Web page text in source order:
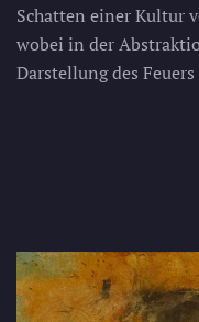
Schatten einer Kultur
wobei in der
Darstellung des